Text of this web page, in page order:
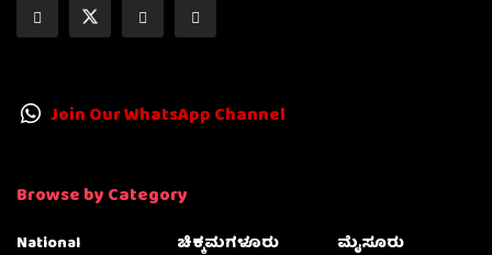
Join Our WhatsApp Channel
Browse by Category
National
ಚಿಕ್ಕಮಗಳೂರು
ಮೈಸೂರು